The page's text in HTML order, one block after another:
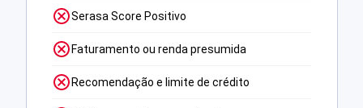
Serasa Score Positivo
Faturamento ou renda presumida
Recomendação e limite de crédito